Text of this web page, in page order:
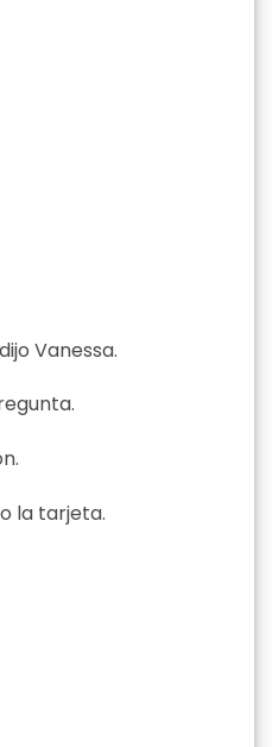
Vanessa.
la tarjeta.